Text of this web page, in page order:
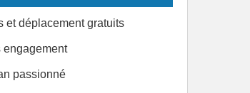
et déplacement gratuits
engagement
passionné